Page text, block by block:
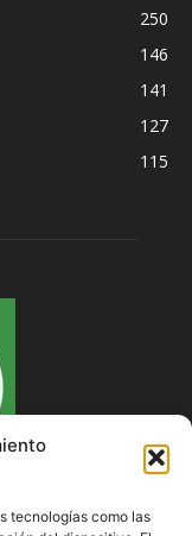
tecnologías como las
250
146
141
127
115